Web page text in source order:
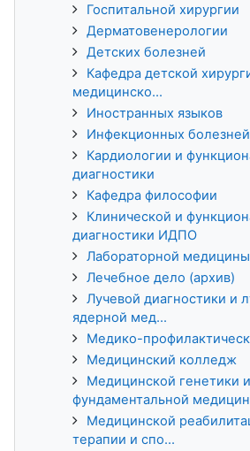
Госпитальной хирургии
Дерматовенерологии
Детских болезней
Кафедра детской
медицинско...
Иностранных языков
Инфекционных болезней
Кардиологии и
диагностики
Кафедра философии
Клинической и
диагностики ИДПО
Лабораторной медицины
Лечебное дело (архив)
Лучевой диагностики и
ядерной мед...
Медико-
Медицинский колледж
Медицинской генетики и
фундаментальной
Медицинской
терапии и спо...